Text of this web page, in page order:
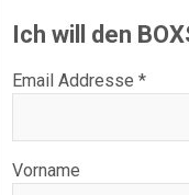
Ich will den
Email Addresse *
Vorname